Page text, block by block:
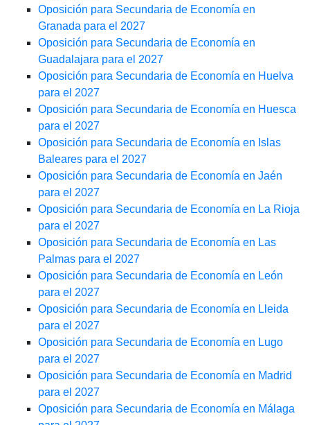
Oposición para Secundaria de Economía en
Granada para el 2027
Oposición para Secundaria de Economía en
Guadalajara para el 2027
Oposición para Secundaria de Economía en Huelva
para el 2027
Oposición para Secundaria de Economía en Huesca
para el 2027
Oposición para Secundaria de Economía en Islas
Baleares para el 2027
Oposición para Secundaria de Economía en Jaén
para el 2027
Oposición para Secundaria de Economía en La Rioja
para el 2027
Oposición para Secundaria de Economía en Las
Palmas para el 2027
Oposición para Secundaria de Economía en León
para el 2027
Oposición para Secundaria de Economía en Lleida
para el 2027
Oposición para Secundaria de Economía en Lugo
para el 2027
Oposición para Secundaria de Economía en Madrid
para el 2027
Oposición para Secundaria de Economía en Málaga